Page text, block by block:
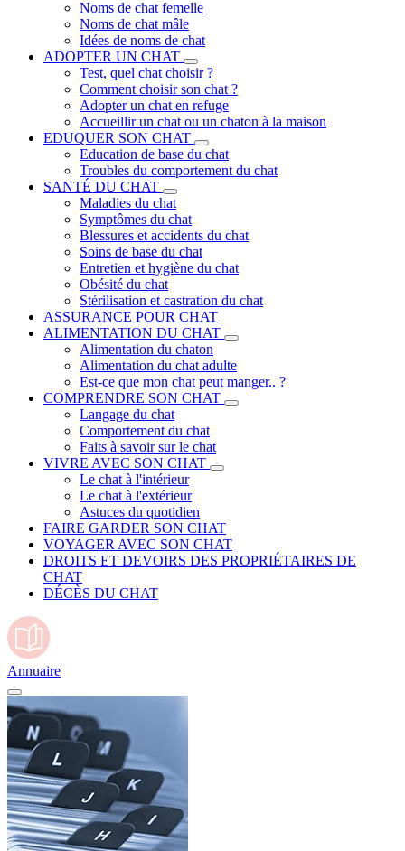
Noms de chat femelle
Noms de chat mâle
Idées de noms de chat
ADOPTER UN CHAT
Test, quel chat choisir ?
Comment choisir son chat ?
Adopter un chat en refuge
Accueillir un chat ou un chaton à la maison
EDUQUER SON CHAT
Education de base du chat
Troubles du comportement du chat
SANTÉ DU CHAT
Maladies du chat
Symptômes du chat
Blessures et accidents du chat
Soins de base du chat
Entretien et hygiène du chat
Obésité du chat
Stérilisation et castration du chat
ASSURANCE POUR CHAT
ALIMENTATION DU CHAT
Alimentation du chaton
Alimentation du chat adulte
Est-ce que mon chat peut manger.. ?
COMPRENDRE SON CHAT
Langage du chat
Comportement du chat
Faits à savoir sur le chat
VIVRE AVEC SON CHAT
Le chat à l'intérieur
Le chat à l'extérieur
Astuces du quotidien
FAIRE GARDER SON CHAT
VOYAGER AVEC SON CHAT
DROITS ET DEVOIRS DES PROPRIÉTAIRES DE
CHAT
DÉCÈS DU CHAT
Annuaire